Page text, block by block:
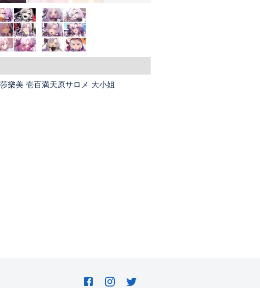
樂美 壱百満天原サロメ 大小姐